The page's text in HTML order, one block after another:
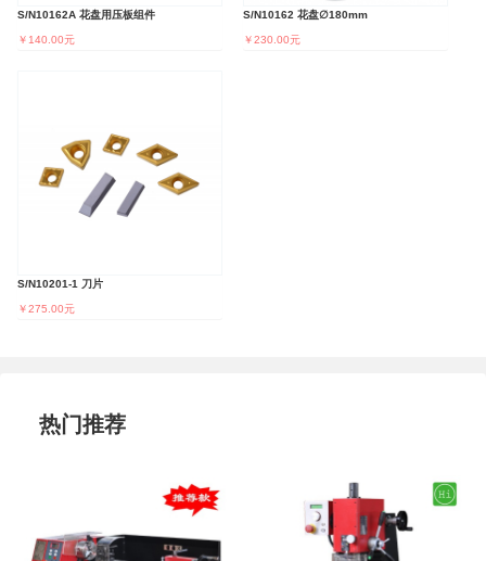
S/N10162A 花盘用压板组件
￥140.00元
S/N10162 花盘∅180mm
￥230.00元
S/N10201-1 刀片
￥275.00元
热门推荐